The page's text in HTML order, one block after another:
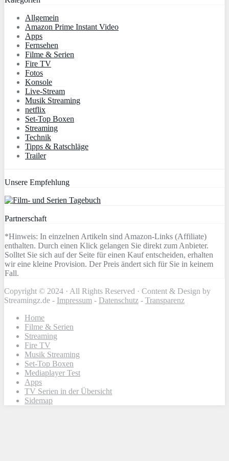
Allgemein
Amazon Prime Instant Video
Apps
Fernsehen
Filme & Serien
Fire TV
Fotos
Konsole
Live-Stream
Musik Streaming
netflix
Set-Top Boxen
Streaming
Technik
Tipps & Ratschläge
Trailer
Unsere Empfehlung
Partnerschaft
*Hinweis: In einzelnen Artikeln sind Amazon-Links (Affiliate)
enthalten. Durch einen Klick gelangen Sie direkt zum Anbieter.
Solltet Sie sich auf der Seite für einen Kauf entscheiden, erhalten
wir eine kleine Provision. Der Preis ändert sich für Sie in keinem
Fall.
Copyright © 2024 · All Rights Reserved · Content & Design by
Streamingz.de - Impressum - Datenschutz - Transparenz
Home
Filme & Serien
Streaming
Fire TV
Musik Streaming
Set-Top Boxen
Mediaplayer Test
Apps
TV Serien in der Übersicht
Sidemap